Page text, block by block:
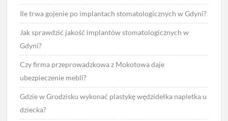
Ile trwa gojenie po implantach stomatologicznych w Gdyni?
Jak sprawdzić jakość implantów stomatologicznych w
Gdyni?
Czy firma przeprowadzkowa z Mokotowa daje
ubezpieczenie mebli?
Gdzie w Grodzisku wykonać plastykę wędzidełka napletka u
dziecka?